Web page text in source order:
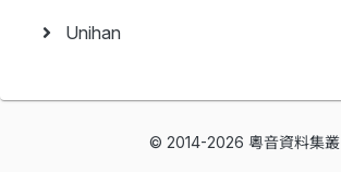
Unihan
© 2014-2026 粵音資料集叢